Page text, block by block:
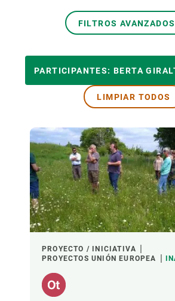
FILTROS AVANZADOS
TEMAS TRANSVERSALES
LIDERADO POR
PARTICIPANTES
AÑO DE INICIO
PARTICIPANTES: BERTA
LIMPIAR TODOS
PROYECTO / INICIATIVA
PROYECTOS UNIÓN EUROPEA